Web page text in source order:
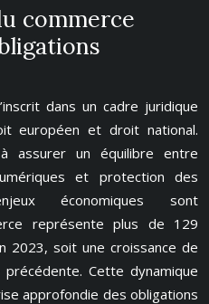
commerce
dans un cadre juridique
européen et droit national.
assurer un équilibre entre
et protection des
économiques sont
représente plus de 129
2023, soit une croissance de
Cette dynamique
approfondie des obligations